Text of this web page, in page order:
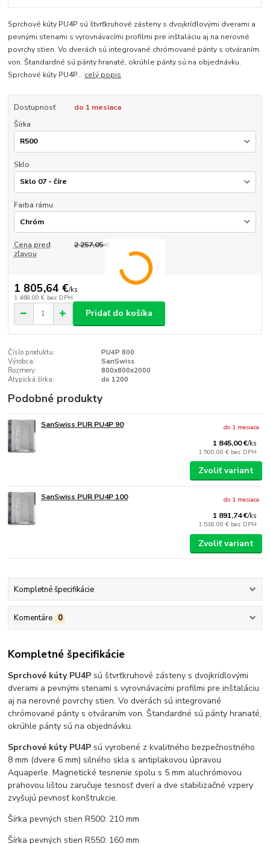
Sprchové kúty PU4P sú štvrťkruhové zásteny s dvojkrídlovými dverami a
pevnými stenami s vyrovnávacími profilmi pre inštaláciu aj na nerovné
povrchy stien. Vo dverách sú integrované chrómované pánty s otváraním
von. Štandardné sú pánty hranaté, okrúhle pánty sú na objednávku.
Sprchové kúty PU4P... celý popis
Dostupnosť
do 1 mesiaca
Šírka
Sklo
Farba rámu
Cena pred
zľavou
2 257,05 €
1 805,64 €/ks
1 468,00 € bez DPH
Pridať do košíka
Číslo produktu:
PU4P 800
Výrobca:
SanSwiss
Rozmery:
800x800x2000
Atypická šírka:
do 1200
Podobné produkty
SanSwiss PUR PU4P 90
1 845,00 €/ks
1 500,00 € bez DPH
do 1 mesiaca
Zvoliť variant
SanSwiss PUR PU4P 100
1 891,74 €/ks
1 538,00 € bez DPH
do 1 mesiaca
Zvoliť variant
Kompletné špecifikácie
Komentáre 0
Kompletné špecifikácie
Sprchové kúty PU4P sú štvrťkruhové zásteny s dvojkrídlovými
dverami a pevnými stenami s vyrovnávacími profilmi pre inštaláciu
aj na nerovné povrchy stien. Vo dverách sú integrované
chrómované pánty s otváraním von. Štandardné sú pánty hranaté,
okrúhle pánty sú na objednávku.
Sprchové kúty PU4P sú vyrobené z kvalitného bezpečnostného
8 mm (dvere 6 mm) silného skla s antiplakovou úpravou
Aquaperle. Magnetické tesnenie spolu s 5 mm aluchrómovou
prahovou lištou zaručuje tesnosť dverí a dve stabilizačné vzpery
zvyšujú pevnosť konštrukcie.
Šírka pevných stien R500: 210 mm
Šírka pevných stien R550: 160 mm